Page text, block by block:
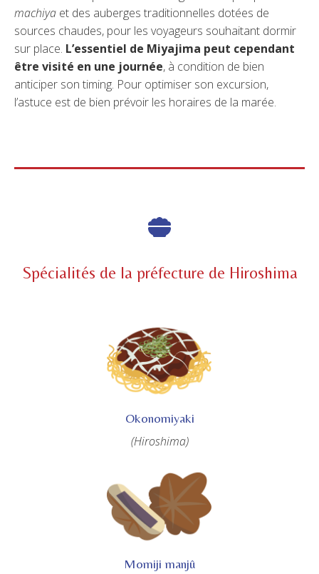
machiya et des auberges traditionnelles dotées de
sources chaudes, pour les voyageurs souhaitant dormir
sur place. L’essentiel de Miyajima peut cependant
être visité en une journée, à condition de bien
anticiper son timing. Pour optimiser son excursion,
l’astuce est de bien prévoir les horaires de la marée.
Spécialités de la préfecture de Hiroshima
Okonomiyaki
(Hiroshima)
Momiji manjû